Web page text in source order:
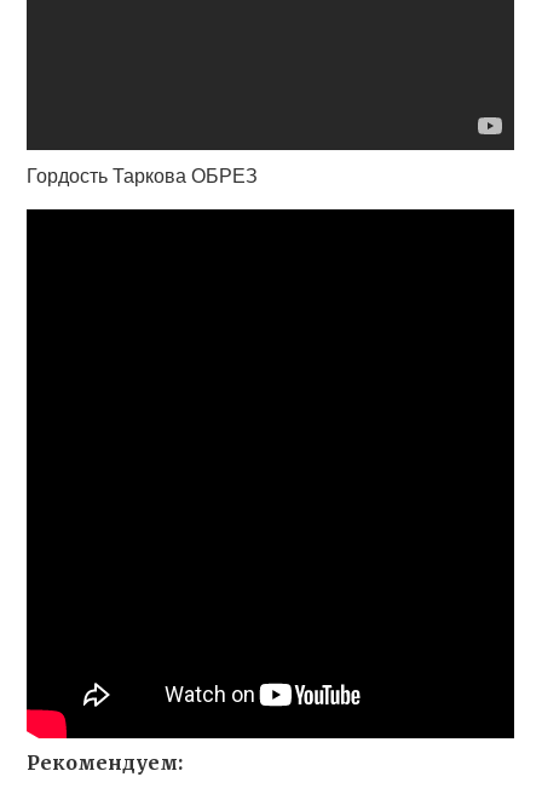
Гордость Таркова ОБРЕЗ
Рекомендуем: